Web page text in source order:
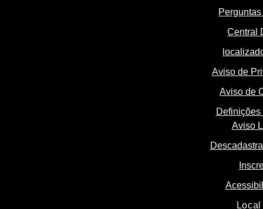
Central
Aviso de
Aviso de
Aviso
Local